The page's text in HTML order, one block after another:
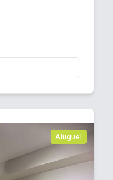
Aluguel